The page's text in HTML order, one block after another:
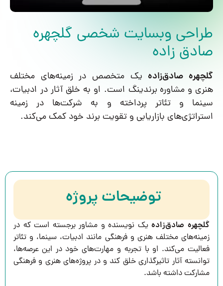
طراحی وبسایت شخصی گلچهره
صادق زاده
گلچهره صادق‌زاده یک متخصص در زمینه‌های مختلف
هنری و مشاوره برندینگ است. او به خلق آثار در ادبیات،
سینما و تئاتر پرداخته و به شرکت‌ها در زمینه
استراتژی‌های بازاریابی و تقویت برند خود کمک می‌کند.
توضیحات پروژه
گلچهره صادق‌زادهیک نویسنده و مشاور برجسته است که در
زمینه‌های مختلف هنری و فرهنگی مانند ادبیات، سینما، و تئاتر
فعالیت می‌کند. او با تجربه و مهارت‌های خود در این عرصه‌ها،
توانسته آثار تاثیرگذاری خلق کند و در پروژه‌های هنری و فرهنگی
مشارکت داشته باشد.